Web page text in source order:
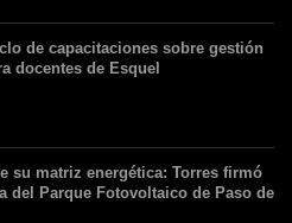
de capacitaciones sobre gestión
docentes de Esquel
su matriz energética: Torres firmó
del Parque Fotovoltaico de Paso de